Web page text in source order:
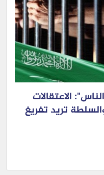
الاعتقالات
تريد تفريغ